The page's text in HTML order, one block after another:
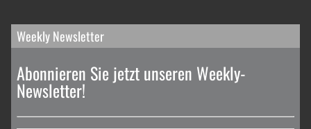
Weekly Newsletter
Abonnieren Sie jetzt unseren Weekly-
Newsletter!